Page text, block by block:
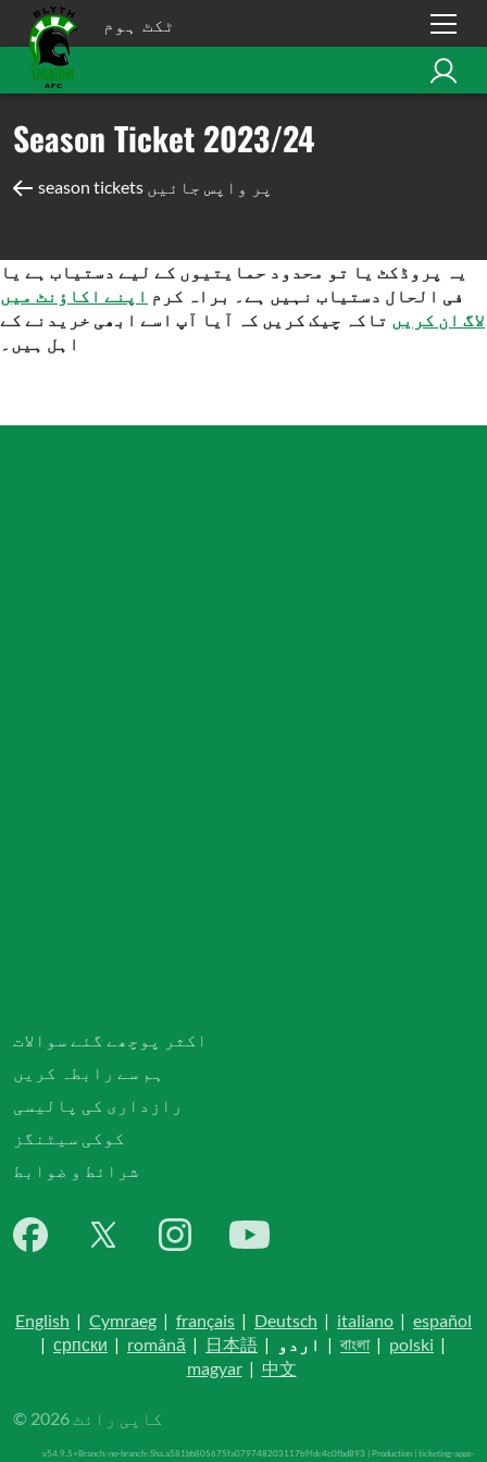
ٹکٹ ہوم
Season Ticket 2023/24
season tickets پر واپس جائیں
یہ پروڈکٹ یا تو محدود حمایتیوں کے لیے دستیاب ہے یا
فی الحال دستیاب نہیں ہے۔ براہ کرم اپنے اکاؤنٹ میں
لاگ ان کریں تاکہ چیک کریں کہ آیا آپ اسے ابھی خریدنے کے
اہل ہیں۔
اکثر پوچھے گئے سوالات
ہم سے رابطہ کریں
رازداری کی پالیسی
کوکی سیٹنگز
شرائط و ضوابط
English | Cymraeg | français | Deutsch | italiano | español
| српски | română | 日本語 | اردو | বাংলা| polski |
magyar| 中文
© کاپی رائٹ 2026
v54.9.5+Branch.-no-branch-.Sha.a581bb805675fa079748203117b9fdc4c0fbd893 | Production | ticketing-apps-